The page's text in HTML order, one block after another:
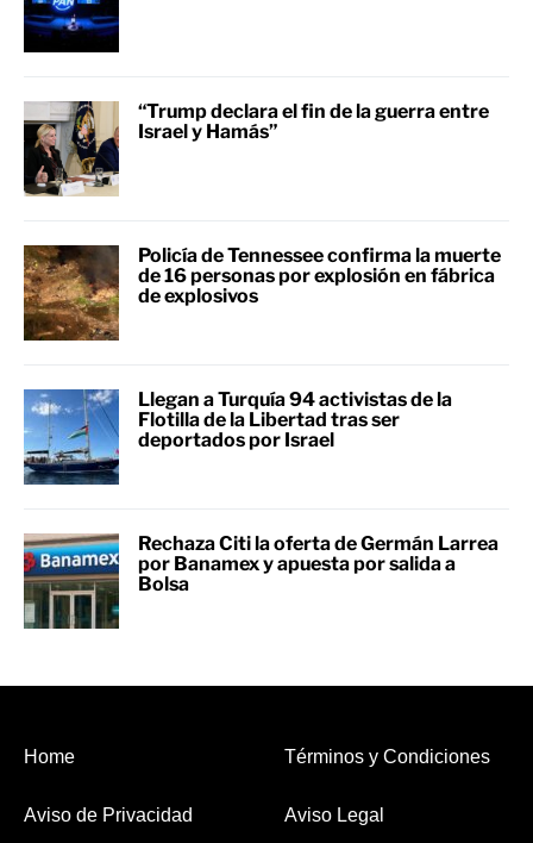
“Trump declara el fin de la guerra entre
Israel y Hamás”
Policía de Tennessee confirma la muerte
de 16 personas por explosión en fábrica
de explosivos
Llegan a Turquía 94 activistas de la
Flotilla de la Libertad tras ser
deportados por Israel
Rechaza Citi la oferta de Germán Larrea
por Banamex y apuesta por salida a
Bolsa
Home Términos y Condiciones
Aviso de Privacidad Aviso Legal